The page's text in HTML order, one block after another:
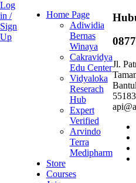
Log
in /
Sign
Up
Home Page
Adiwidia
Bernas
Winaya
Cakravidya
Edu Center
Vidyaloka
Reserach
Hub
Expert
Verified
Arvindo
Terra
Medipharm
Store
Courses
Jl.